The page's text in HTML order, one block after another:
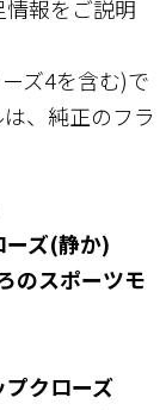
報をご説明
ズ4を含む)で
、純正のフラ
ーズ(静か)
のスポーツモ
クローズ